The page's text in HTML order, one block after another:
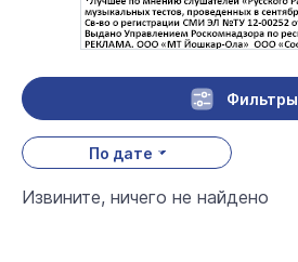
Фильтры
По дате
Извините, ничего не найдено